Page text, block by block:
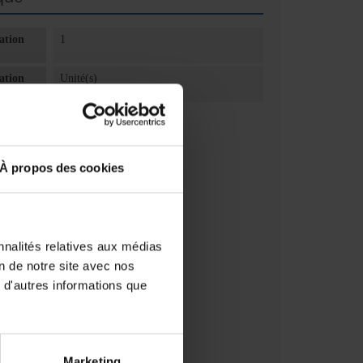
À propos des cookies
relatives aux médias
de notre site avec nos
informations que
1
Unité(s)